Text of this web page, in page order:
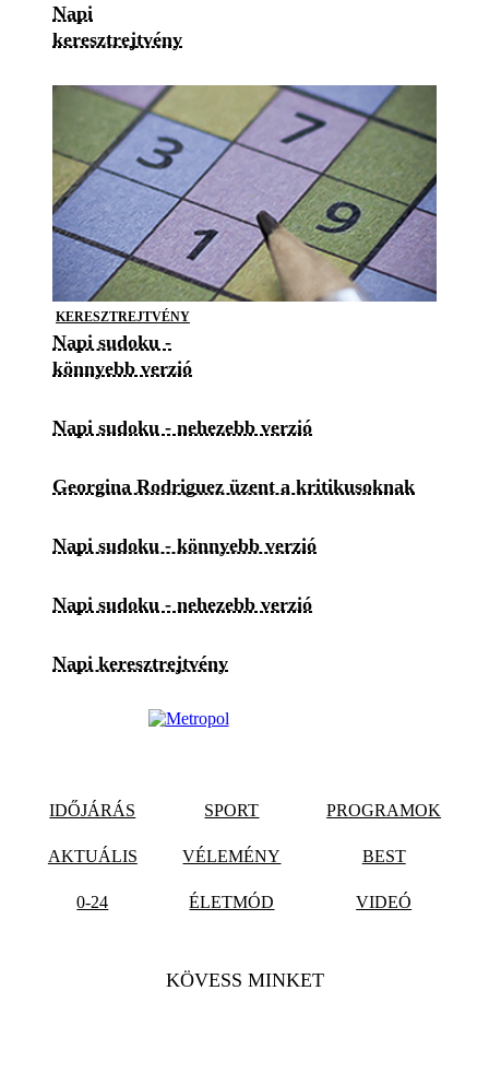
Napi
keresztrejtvény
KERESZTREJTVÉNY
Napi sudoku -
könnyebb verzió
Napi sudoku - nehezebb verzió
Georgina Rodriguez üzent a kritikusoknak
Napi sudoku - könnyebb verzió
Napi sudoku - nehezebb verzió
Napi keresztrejtvény
IDŐJÁRÁS SPORT PROGRAMOK
AKTUÁLIS VÉLEMÉNY BEST
0-24 ÉLETMÓD VIDEÓ
KÖVESS MINKET